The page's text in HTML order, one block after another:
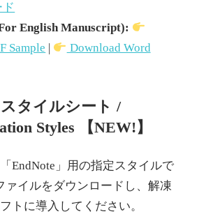
English Manuscript):
Sample
Download Word
タイルシート /
Styles 【NEW!】
EndNote」用の指定スタイルで
ァイルをダウンロードし、解凍
トに導入してください。